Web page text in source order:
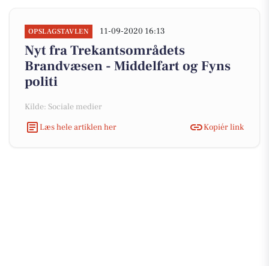
OPSLAGSTAVLEN 11-09-2020 16:13
Nyt fra Trekantsområdets
Brandvæsen - Middelfart og Fyns
politi
Kilde: Sociale medier
Læs hele artiklen her
Kopiér link